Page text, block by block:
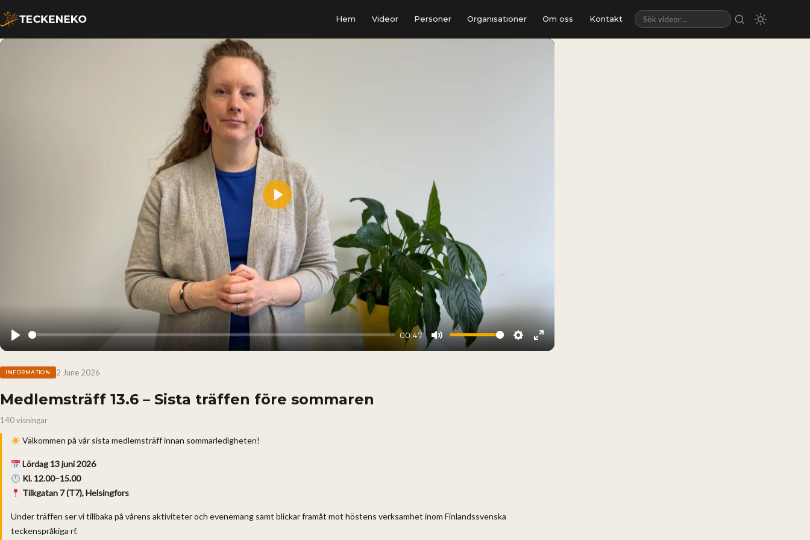
Hem Videor Personer Organisationer Om oss Kontakt
Sök videor
Play
00:47
Mute Settings
Enter
Play
INFORMATION 2 June 2026
Medlemsträff 13.6 – Sista träffen före sommaren
140 visningar
Välkommen på vår sista medlemsträff innan sommarledigheten!
Lördag 13 juni 2026
Kl. 12.00–15.00
Tilkgatan 7 (T7), Helsingfors
Under träffen ser vi tillbaka på vårens aktiviteter och evenemang samt blickar framåt mot höstens verksamhet inom Finlandssvenska
teckenspråkiga rf.